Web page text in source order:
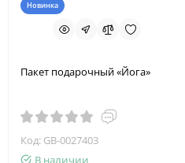
Новинка
Пакет подарочный «Йога»
Код: GB-0027403
В наличии